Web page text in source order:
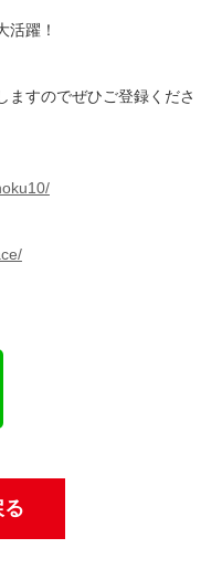
活躍！
ますのでぜひご登録くださ